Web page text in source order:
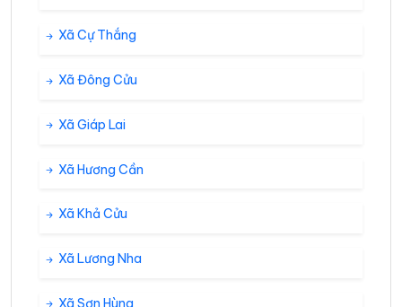
Xã Cự Thắng
Xã Đông Cửu
Xã Giáp Lai
Xã Hương Cần
Xã Khả Cửu
Xã Lương Nha
Xã Sơn Hùng